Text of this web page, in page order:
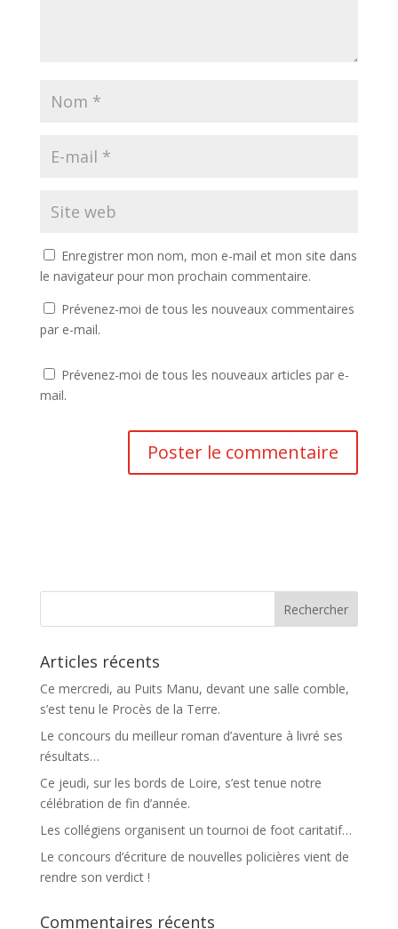
Enregistrer mon nom, mon e-mail et mon site dans
le navigateur pour mon prochain commentaire.
Prévenez-moi de tous les nouveaux commentaires
par e-mail.
Prévenez-moi de tous les nouveaux articles par e-
mail.
Articles récents
Ce mercredi, au Puits Manu, devant une salle comble,
s’est tenu le Procès de la Terre.
Le concours du meilleur roman d’aventure à livré ses
résultats…
Ce jeudi, sur les bords de Loire, s’est tenue notre
célébration de fin d’année.
Les collégiens organisent un tournoi de foot caritatif…
Le concours d’écriture de nouvelles policières vient de
rendre son verdict !
Commentaires récents